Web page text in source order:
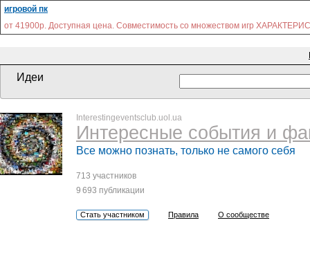
игровой пк
от 41900р. Доступная цена. Совместимость со множеством игр
Идеи
Interestingeventsclub.uol.ua
Интересные события и
Все можно познать, только не самого себя
713 участников
9 693 публикации
Стать участником Правила О сообществе